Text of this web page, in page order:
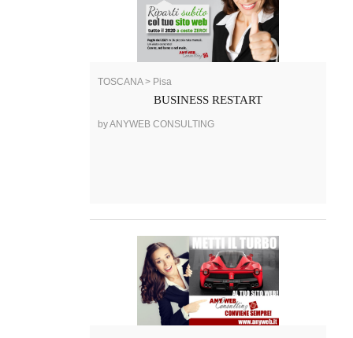
TOSCANA > Pisa
BUSINESS RESTART
by ANYWEB CONSULTING